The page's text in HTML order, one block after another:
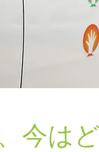
今は